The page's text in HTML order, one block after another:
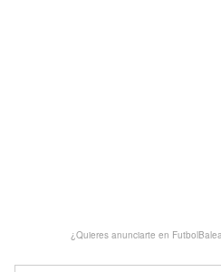
¿Quieres anunciarte en